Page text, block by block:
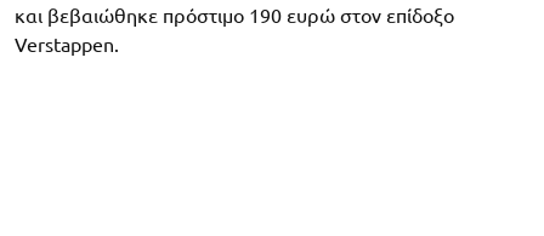
και βεβαιώθηκε πρόστιμο 190 ευρώ στον επίδοξο
Verstappen.